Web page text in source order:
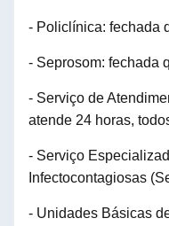
- Policlínica: fechada
- Seprosom: fechada
- Serviço de
atende 24 horas,
- Serviço
Infectocontagiosas
- Unidades Básicas